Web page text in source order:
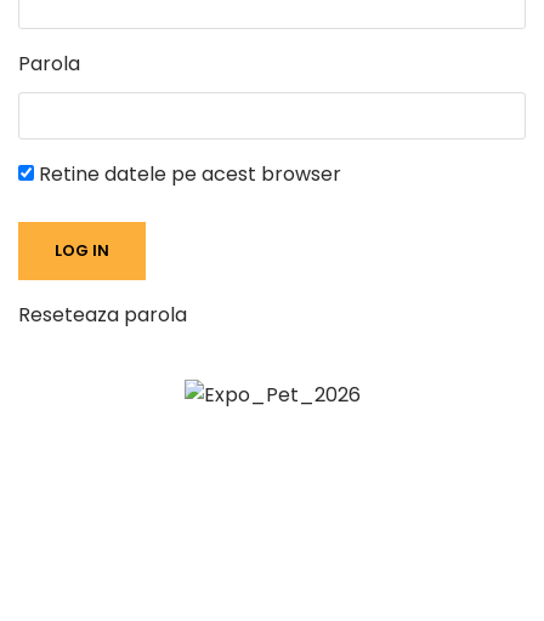
Parola
Retine datele pe acest browser
Reseteaza parola